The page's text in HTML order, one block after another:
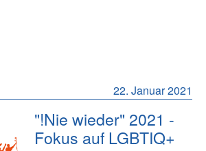
22. Januar 2021
"!Nie wieder" 2021 -
Fokus auf LGBTIQ+